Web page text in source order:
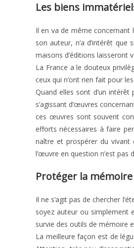
Les biens
Il en va de même concernant
son auteur, n’a d’intérêt
maisons d’éditions laisseront
La France a le douteux
ceux qui n’ont rien fait pour
Quand elles sont d’un
s’agissant d’œuvres
ces œuvres sont souvent
efforts nécessaires à faire
naître et prospérer du vivant
l’œuvre en question n’est
Protéger la mémoire
Il ne s’agit pas de chercher
soyez auteur ou simplement
survie des outils de mémoire
La meilleure façon est de